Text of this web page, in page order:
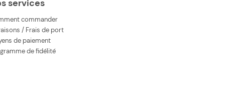
services
commander
/ Frais de port
de paiement
de fidélité